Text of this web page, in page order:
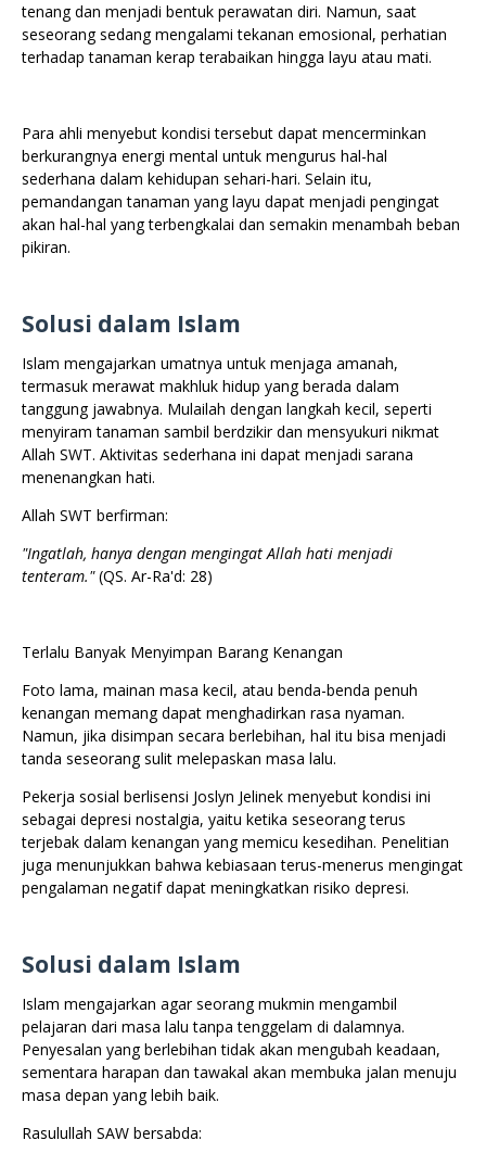
tenang dan menjadi bentuk perawatan diri. Namun, saat
seseorang sedang mengalami tekanan emosional, perhatian
terhadap tanaman kerap terabaikan hingga layu atau mati.
Para ahli menyebut kondisi tersebut dapat mencerminkan
berkurangnya energi mental untuk mengurus hal-hal
sederhana dalam kehidupan sehari-hari. Selain itu,
pemandangan tanaman yang layu dapat menjadi pengingat
akan hal-hal yang terbengkalai dan semakin menambah beban
pikiran.
Solusi dalam Islam
Islam mengajarkan umatnya untuk menjaga amanah,
termasuk merawat makhluk hidup yang berada dalam
tanggung jawabnya. Mulailah dengan langkah kecil, seperti
menyiram tanaman sambil berdzikir dan mensyukuri nikmat
Allah SWT. Aktivitas sederhana ini dapat menjadi sarana
menenangkan hati.
Allah SWT berfirman:
"Ingatlah, hanya dengan mengingat Allah hati menjadi
tenteram."(QS. Ar-Ra'd: 28)
Terlalu Banyak Menyimpan Barang Kenangan
Foto lama, mainan masa kecil, atau benda-benda penuh
kenangan memang dapat menghadirkan rasa nyaman.
Namun, jika disimpan secara berlebihan, hal itu bisa menjadi
tanda seseorang sulit melepaskan masa lalu.
Pekerja sosial berlisensi Joslyn Jelinek menyebut kondisi ini
sebagai depresi nostalgia, yaitu ketika seseorang terus
terjebak dalam kenangan yang memicu kesedihan. Penelitian
juga menunjukkan bahwa kebiasaan terus-menerus mengingat
pengalaman negatif dapat meningkatkan risiko depresi.
Solusi dalam Islam
Islam mengajarkan agar seorang mukmin mengambil
pelajaran dari masa lalu tanpa tenggelam di dalamnya.
Penyesalan yang berlebihan tidak akan mengubah keadaan,
sementara harapan dan tawakal akan membuka jalan menuju
masa depan yang lebih baik.
Rasulullah SAW bersabda: